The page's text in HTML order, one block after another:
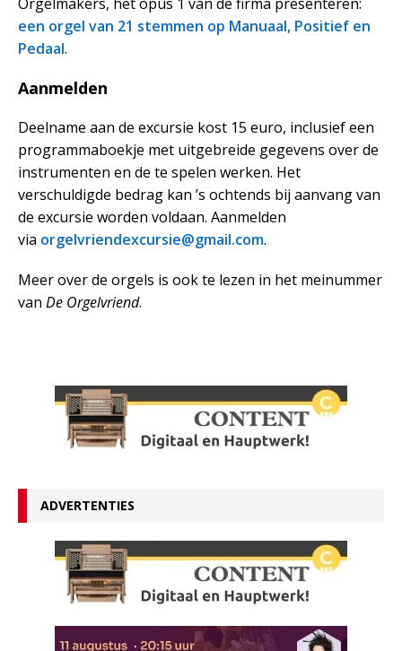
een orgel van 21 stemmen op Manuaal, Positief en
Pedaal.
Aanmelden
Deelname aan de excursie kost 15 euro, inclusief een
programmaboekje met uitgebreide gegevens over de
instrumenten en de te spelen werken. Het
verschuldigde bedrag kan ’s ochtends bij aanvang van
de excursie worden voldaan. Aanmelden
via orgelvriendexcursie@gmail.com.
Meer over de orgels is ook te lezen in het meinummer
van De Orgelvriend.
ADVERTENTIES